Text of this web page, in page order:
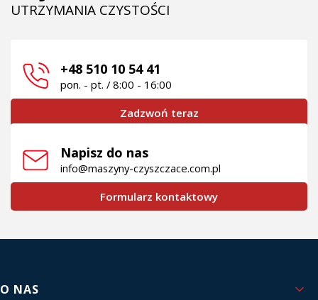
UTRZYMANIA CZYSTOŚCI
+48 510 10 54 41
pon. - pt. / 8:00 - 16:00
Zadzwoń teraz
Napisz do nas
info@maszyny-czyszczace.com.pl
Formularz kontaktowy
Linki w stopce
O NAS